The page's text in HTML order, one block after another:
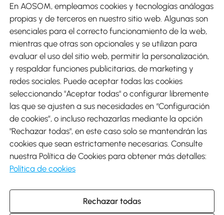
Métodos de Pago
Envíos
Descargar Aosom App
Google Play
931 29 45 12 (L-V de 8:30 a 17:30h)
En AOSOM, empleamos cookies y tecnologías análogas
propias y de terceros en nuestro sitio web. Algunas son
esenciales para el correcto funcionamiento de la web,
mientras que otras son opcionales y se utilizan para
evaluar el uso del sitio web, permitir la personalización,
y respaldar funciones publicitarias, de marketing y
redes sociales. Puede aceptar todas las cookies
seleccionando "Aceptar todas" o configurar libremente
las que se ajusten a sus necesidades en “Configuración
de cookies”, o incluso rechazarlas mediante la opción
"Rechazar todas", en este caso solo se mantendrán las
cookies que sean estrictamente necesarias. Consulte
nuestra Política de Cookies para obtener más detalles:
Política de cookies
Rechazar todas